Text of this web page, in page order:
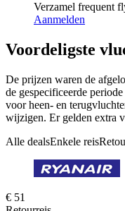
Verzamel frequent
Aanmelden
Voordeligste
De prijzen waren de
de gespecificeerde
voor heen- en
wijzigen. Er gelden extra
Alle dealsEnkele reis
€ 51